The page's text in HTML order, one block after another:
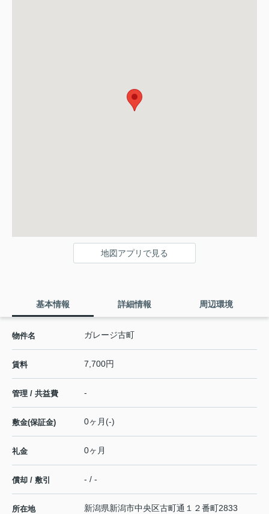
地図アプリで見る
基本情報 詳細情報 周辺環境
物件名 ガレージ古町
賃料 7,700円
管理 / 共益費 -
敷金(保証金) 0ヶ月(-)
礼金 0ヶ月
償却 / 敷引 - / -
所在地 新潟県新潟市中央区古町通１２番町2833